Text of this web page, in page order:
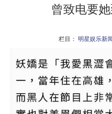
曾致电要
栏目： 明星娱乐新